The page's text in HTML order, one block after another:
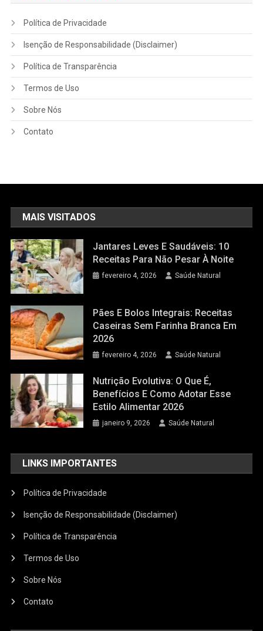
Política de Privacidade
Isenção de Responsabilidade (Disclaimer)
Política de Transparência
Termos de Uso
Sobre Nós
Contato
MAIS VISITADOS
Jantares Leves E Saudáveis: 10
Receitas Para Não Pesar À Noite
fevereiro 4, 2026 Saúde Natural
Pães E Bolos Integrais: Receitas
Caseiras Sem Farinha Branca Em
2026
fevereiro 4, 2026 Saúde Natural
Nutrição Evolutiva: O Que É,
Benefícios E Como Adotar Esse
Estilo Alimentar 2026
janeiro 9, 2026 Saúde Natural
LINKS IMPORTANTES
Política de Privacidade
Isenção de Responsabilidade (Disclaimer)
Política de Transparência
Termos de Uso
Sobre Nós
Contato